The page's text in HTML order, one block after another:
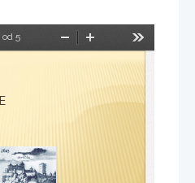
od 5
Pomanjšaj